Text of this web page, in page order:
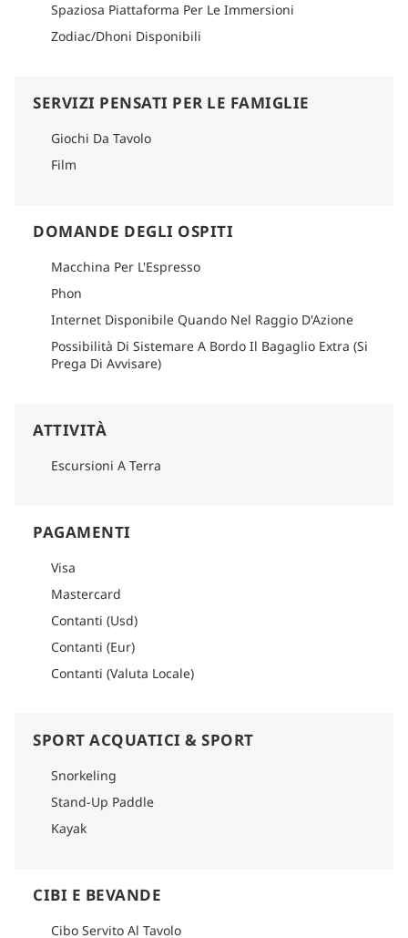
Spaziosa Piattaforma Per Le Immersioni
Zodiac/Dhoni Disponibili
SERVIZI PENSATI PER LE FAMIGLIE
Giochi Da Tavolo
Film
DOMANDE DEGLI OSPITI
Macchina Per L'Espresso
Phon
Internet Disponibile Quando Nel Raggio D'Azione
Possibilità Di Sistemare A Bordo Il Bagaglio Extra (Si
Prega Di Avvisare)
ATTIVITÀ
Escursioni A Terra
PAGAMENTI
Visa
Mastercard
Contanti (Usd)
Contanti (Eur)
Contanti (Valuta Locale)
SPORT ACQUATICI & SPORT
Snorkeling
Stand-Up Paddle
Kayak
CIBI E BEVANDE
Cibo Servito Al Tavolo